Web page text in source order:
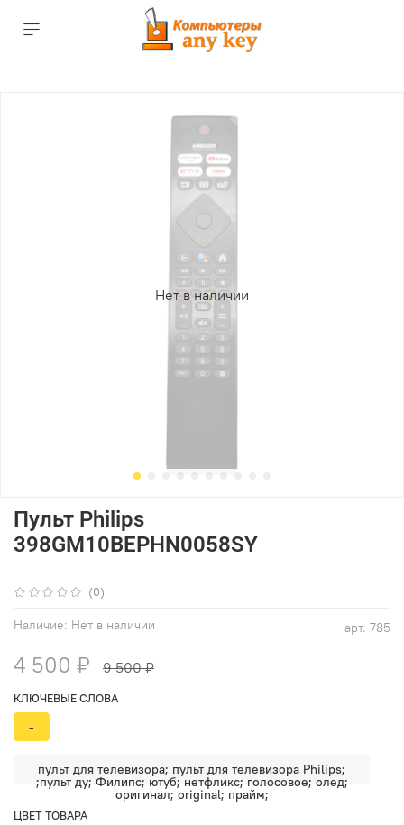
Нет в наличии
(0)
арт. 785
Наличие: Нет в наличии
Пульт Philips
398GM10BEPHN0058SY
4 500 ₽ 9 500 ₽
КЛЮЧЕВЫЕ СЛОВА
-
пульт для телевизора; пульт для телевизора Philips;
;пульт ду; Филипс; ютуб; нетфликс; голосовое; олед;
оригинал; original; прайм;
ЦВЕТ ТОВАРА